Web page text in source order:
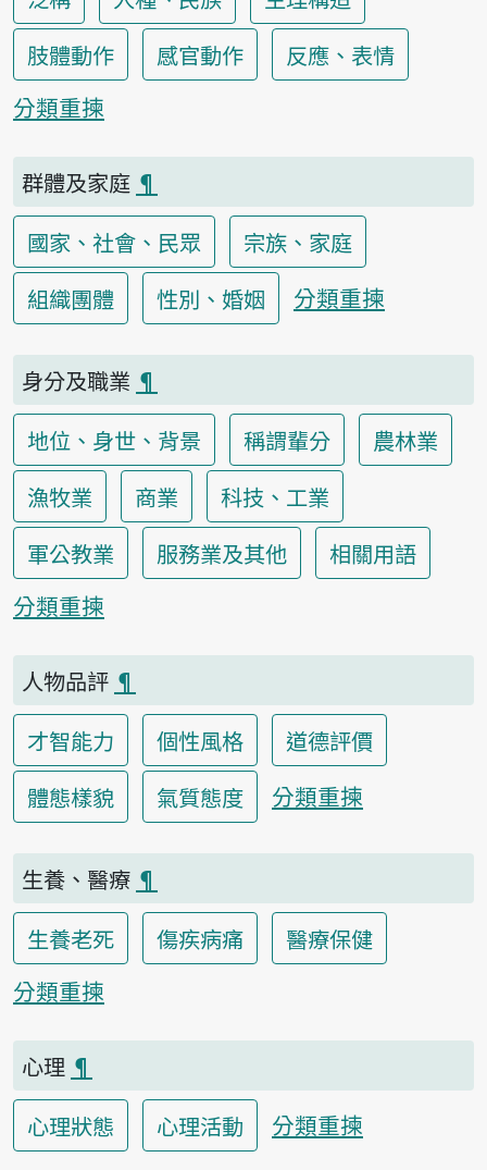
肢體動作
感官動作
反應、表情
分類重揀
群體及家庭 ¶
國家、社會、民眾
宗族、家庭
組織團體
性別、婚姻 分類重揀
身分及職業 ¶
地位、身世、背景
稱謂輩分
農林業
漁牧業
商業
科技、工業
軍公教業
服務業及其他
相關用語
分類重揀
人物品評 ¶
才智能力
個性風格
道德評價
體態樣貌
氣質態度 分類重揀
生養、醫療 ¶
生養老死
傷疾病痛
醫療保健
分類重揀
心理 ¶
心理狀態
心理活動 分類重揀